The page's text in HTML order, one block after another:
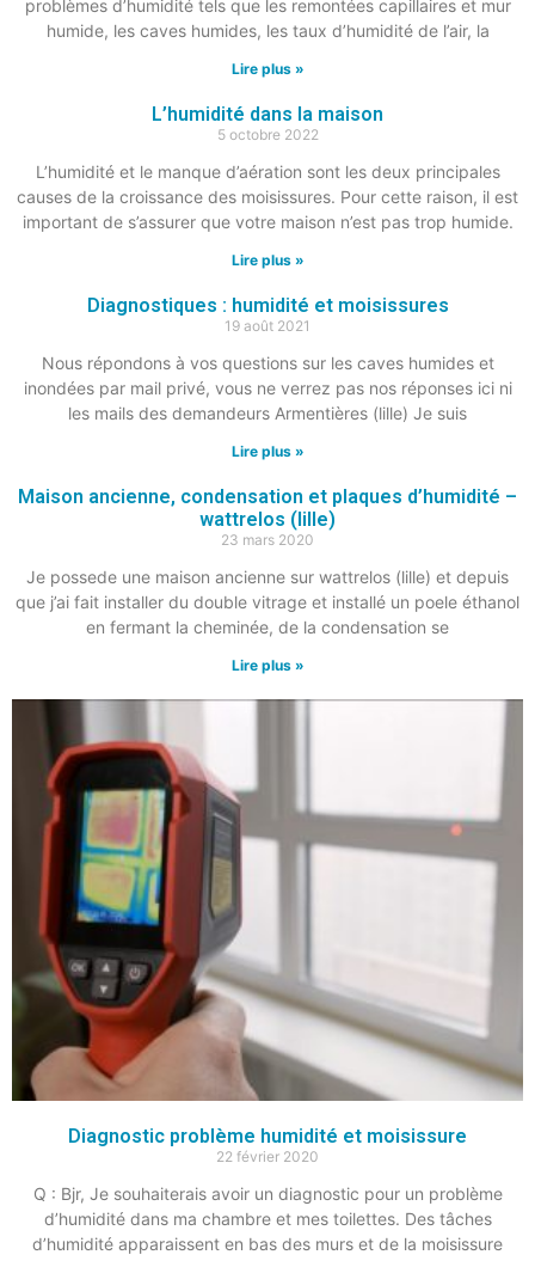
problèmes d’humidité tels que les remontées capillaires et mur
humide, les caves humides, les taux d’humidité de l’air, la
Lire plus »
L’humidité dans la maison
5 octobre 2022
L’humidité et le manque d’aération sont les deux principales
causes de la croissance des moisissures. Pour cette raison, il est
important de s’assurer que votre maison n’est pas trop humide.
Lire plus »
Diagnostiques : humidité et moisissures
19 août 2021
Nous répondons à vos questions sur les caves humides et
inondées par mail privé, vous ne verrez pas nos réponses ici ni
les mails des demandeurs Armentières (lille) Je suis
Lire plus »
Maison ancienne, condensation et plaques d’humidité –
wattrelos (lille)
23 mars 2020
Je possede une maison ancienne sur wattrelos (lille) et depuis
que j’ai fait installer du double vitrage et installé un poele éthanol
en fermant la cheminée, de la condensation se
Lire plus »
Diagnostic problème humidité et moisissure
22 février 2020
Q : Bjr, Je souhaiterais avoir un diagnostic pour un problème
d’humidité dans ma chambre et mes toilettes. Des tâches
d’humidité apparaissent en bas des murs et de la moisissure